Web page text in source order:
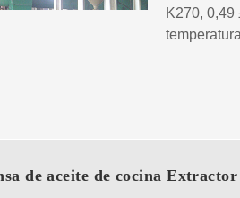
K270, 0,49
de aceite de cocina Extractor